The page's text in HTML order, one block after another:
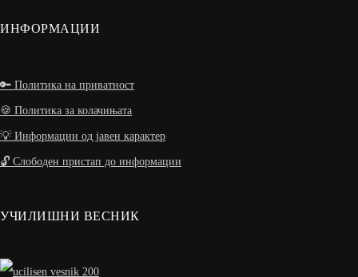
ИНФОРМАЦИИ
🔑 Политика на приватност
🍪 Политика за колачињата
💡 Информации од јавен карактер
🔓 Слободен пристап до информации
УЧИЛИШНИ ВЕСНИК